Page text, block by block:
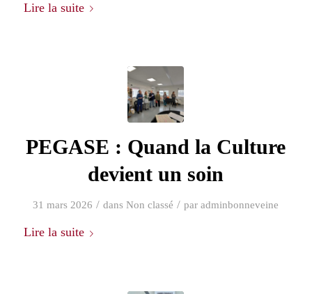
Lire la suite
PEGASE : Quand la Culture
devient un soin
31 mars 2026 / dansNon classé / paradminbonneveine
Lire la suite